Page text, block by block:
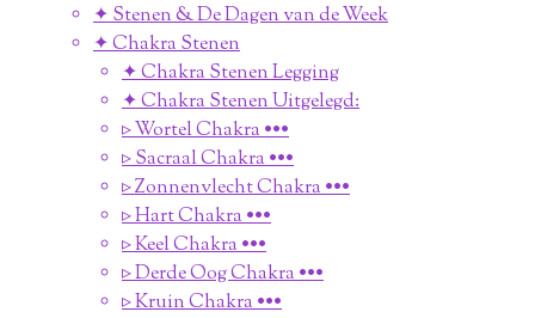
✦ Stenen & De Dagen van de Week
✦ Chakra Stenen
✦ Chakra Stenen Legging
✦ Chakra Stenen Uitgelegd:
▹ Wortel Chakra •••
▹ Sacraal Chakra •••
▹ Zonnenvlecht Chakra •••
▹ Hart Chakra •••
▹ Keel Chakra •••
▹ Derde Oog Chakra •••
▹ Kruin Chakra •••